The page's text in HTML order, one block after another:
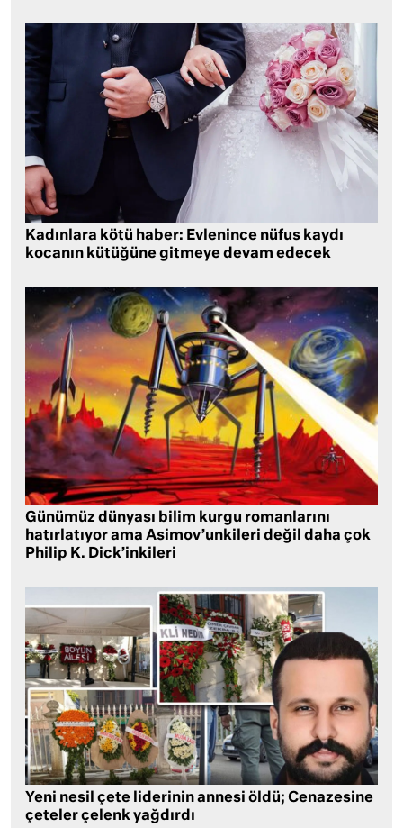
Kadınlara kötü haber: Evlenince nüfus kaydı
kocanın kütüğüne gitmeye devam edecek
Günümüz dünyası bilim kurgu romanlarını
hatırlatıyor ama Asimov’unkileri değil daha çok
Philip K. Dick’inkileri
Yeni nesil çete liderinin annesi öldü; Cenazesine
çeteler çelenk yağdırdı